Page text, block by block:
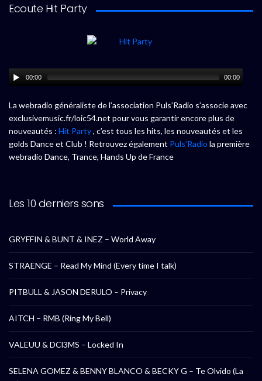
Ecoute Hit Party
00:00 00:00
La webradio généraliste de l’association Puls’Radio s’associe avec
exclusivemusic.fr/loic54.net pour vous garantir encore plus de
nouveautés : Hit Party, c’est tous les hits, les nouveautés et les
golds Dance et Club ! Retrouvez également Puls’Radio la première
webradio Dance, Trance, Hands Up de France
Les 10 derniers sons
GRYFFIN & BUNT & INEZ – World Away
STRAENGE – Read My Mind (Every time I talk)
PITBULL & JASON DERULO – Privacy
AITCH – RMB (Ring My Bell)
VALEUU & DCl3MS – Locked In
SELENA GOMEZ & BENNY BLANCO & BECKY G – Te Olvido (La